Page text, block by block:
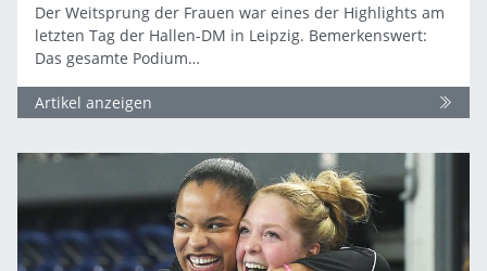
Der Weitsprung der Frauen war eines der Highlights am
letzten Tag der Hallen-DM in Leipzig. Bemerkenswert:
Das gesamte Podium…
Artikel anzeigen